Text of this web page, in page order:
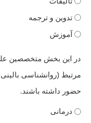
تدوین و ترجمه
آموزش
در این بخش متخصصین
مرتبط (روانشناسی
حضور داشته باشند.
درمانی